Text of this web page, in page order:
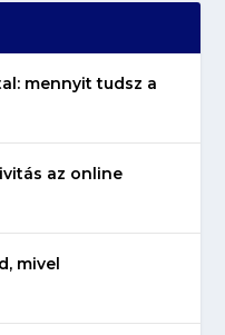
mennyit tudsz a
az online
mivel